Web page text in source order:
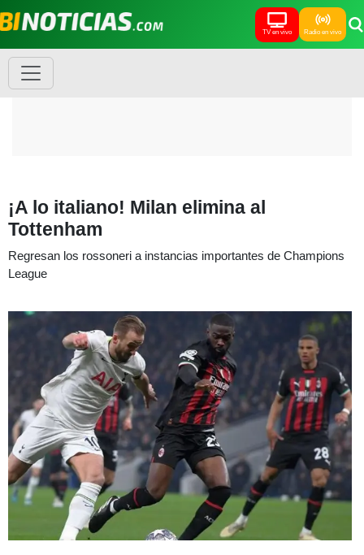
TV en vivo Radio en vivo
¡A lo italiano! Milan elimina al
Tottenham
Regresan los rossoneri a instancias importantes de Champions
League